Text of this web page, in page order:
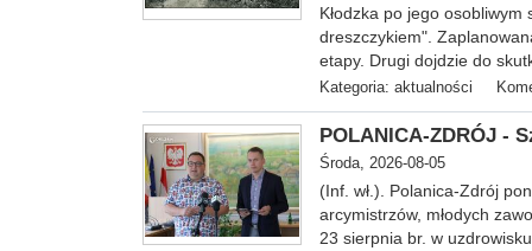
Kłodzka po jego
dreszczykiem".
etapy. Drugi dojdzie do
Kategoria: aktualności
POLANICA-ZDRÓJ -
Środa, 2026-08-05
(Inf. wł.). Polanica-Zdrój
arcymistrzów, młodych
23 sierpnia br. w